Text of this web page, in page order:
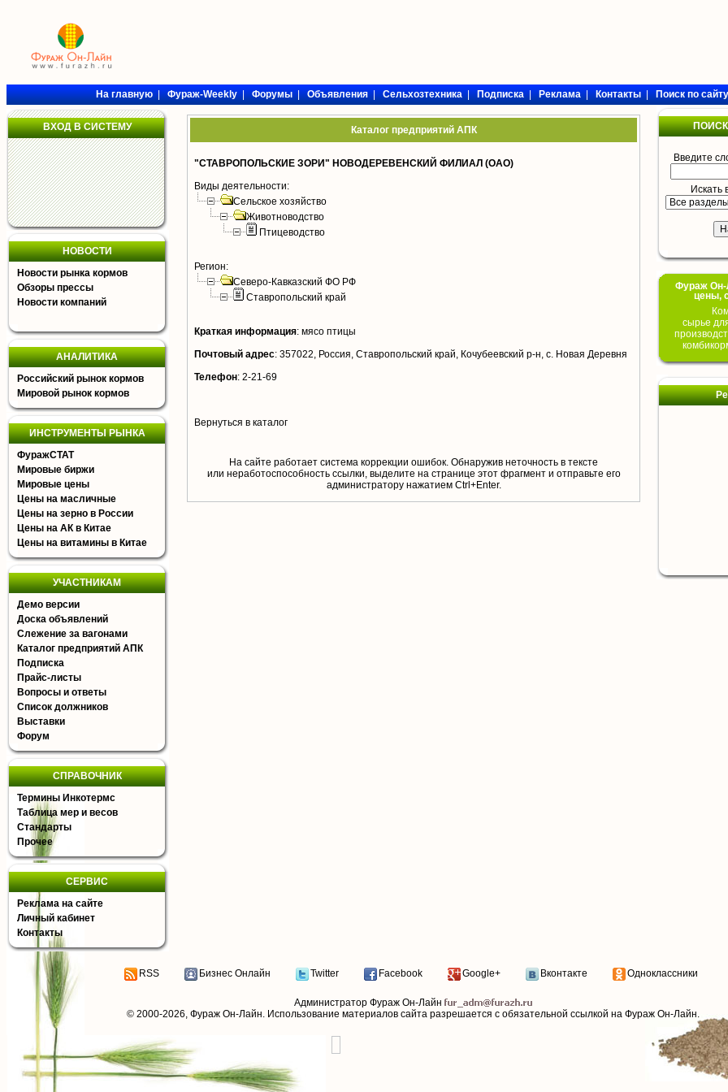
На главную|Фураж-Weekly|Форумы|Объявления|Сельхозтехника|Подписка|Реклама|Контакты|Поиск по сайту
ВХОД В СИСТЕМУ
НОВОСТИ
Новости рынка кормов
Обзоры прессы
Новости компаний
АНАЛИТИКА
Российский рынок кормов
Мировой рынок кормов
ИНСТРУМЕНТЫ РЫНКА
ФуражСТАТ
Мировые биржи
Мировые цены
Цены на масличные
Цены на зерно в России
Цены на АК в Китае
Цены на витамины в Китае
УЧАСТНИКАМ
Демо версии
Доска объявлений
Слежение за вагонами
Каталог предприятий АПК
Подписка
Прайс-листы
Вопросы и ответы
Список должников
Выставки
Форум
СПРАВОЧНИК
Термины Инкотермс
Таблица мер и весов
Стандарты
Прочее
СЕРВИС
Реклама на сайте
Личный кабинет
Контакты
Каталог предприятий АПК
"СТАВРОПОЛЬСКИЕ ЗОРИ" НОВОДЕРЕВЕНСКИЙ ФИЛИАЛ (ОАО)
Виды деятельности:
Сельское хозяйство
Животноводство
Птицеводство
Регион:
Северо-Кавказский ФО РФ
Ставропольский край
Краткая информация: мясо птицы
Почтовый адрес: 357022, Россия, Ставропольский край, Кочубеевский р-н, с. Новая Деревня
Телефон: 2-21-69
Вернуться в каталог
На сайте работает система коррекции ошибок. Обнаружив неточность в тексте
или неработоспособность ссылки, выделите на странице этот фрагмент и отправьте его
aдминистратору нажатием Ctrl+Enter.
Введите
Искать
Фураж Он-
цены,
сырье
RSS Бизнес Онлайн Twitter Facebook Google+ Вконтакте Одноклассники
Администратор Фураж Он-Лайн
© 2000-2026, Фураж Он-Лайн. Использование материалов сайта разрешается с обязательной ссылкой на Фураж Он-Лайн.